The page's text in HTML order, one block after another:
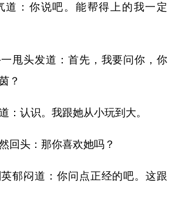
道：你说吧。能帮得上的我一定
甩头发道：首先，我要问你，你
？
：认识。我跟她从小玩到大。
回头：那你喜欢她吗？
郁闷道：你问点正经的吧。这跟